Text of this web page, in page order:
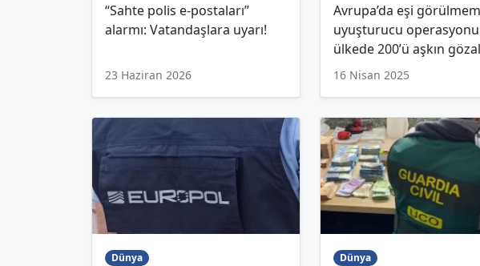
“Sahte polis e-postaları”
alarmı: Vatandaşlara uyarı!
23 Haziran 2026
Avrupa’da eşi
uyuşturucu
ülkede 200’ü aşkın
16 Nisan 2025
Dünya Dünya